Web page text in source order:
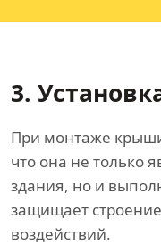
3.
При монтаже
что она не только
здания, но и
защищает
воздействий.